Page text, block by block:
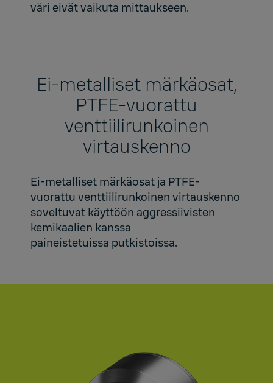
väri eivät vaikuta mittaukseen.
Ei-metalliset märkäosat,
PTFE-vuorattu
venttiilirunkoinen
virtauskenno
Ei-metalliset märkäosat ja PTFE-
vuorattu venttiilirunkoinen virtauskenno
soveltuvat käyttöön aggressiivisten
kemikaalien kanssa
paineistetuissa putkistoissa.